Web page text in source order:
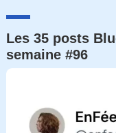
Les 35 posts
semaine #96